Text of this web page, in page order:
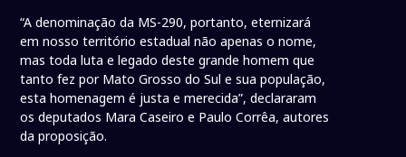
“A denominação da MS-290, portanto, eternizará
em nosso território estadual não apenas o nome,
mas toda luta e legado deste grande homem que
tanto fez por Mato Grosso do Sul e sua população,
esta homenagem é justa e merecida”, declararam
os deputados Mara Caseiro e Paulo Corrêa, autores
da proposição.